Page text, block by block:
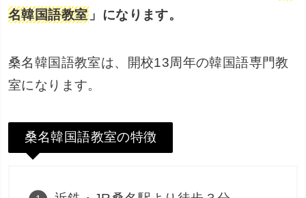
名韓国語教室 」になります。
桑名韓国語教室は、開校13周年の韓国語専門教
室になります。
桑名韓国語教室の特徴